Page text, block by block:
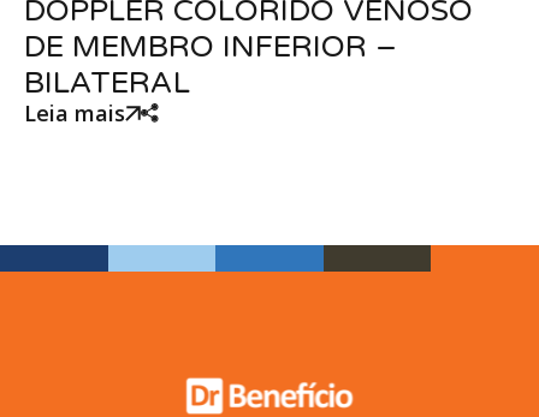
DOPPLER COLORIDO VENOSO
DE MEMBRO INFERIOR –
BILATERAL
Leia mais